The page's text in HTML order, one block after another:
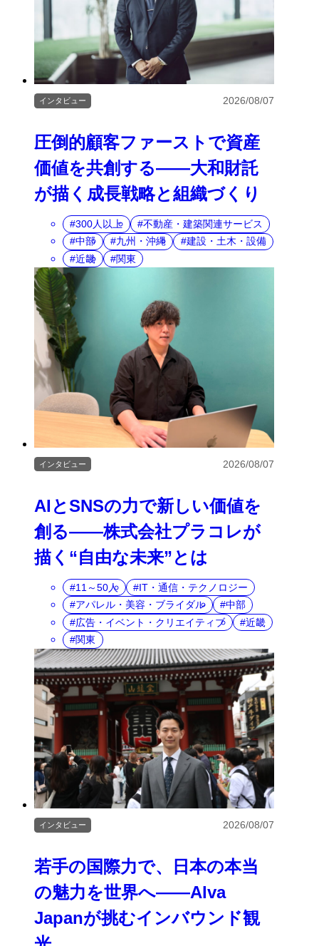
圧倒的顧客ファーストで資産
価値を共創する――大和財託
が描く成長戦略と組織づくり
インタビュー 2026/08/07
300人以上
不動産・建築関連サービス
中部
九州・沖縄
建設・土木・設備
近畿
関東
AIとSNSの力で新しい価値を
創る――株式会社プラコレが
描く“自由な未来”とは
インタビュー 2026/08/07
11～50人
IT・通信・テクノロジー
アパレル・美容・ブライダル
中部
広告・イベント・クリエイティブ
近畿
関東
若手の国際力で、日本の本当
の魅力を世界へ――Alva
Japanが挑むインバウンド観
インタビュー 2026/08/07